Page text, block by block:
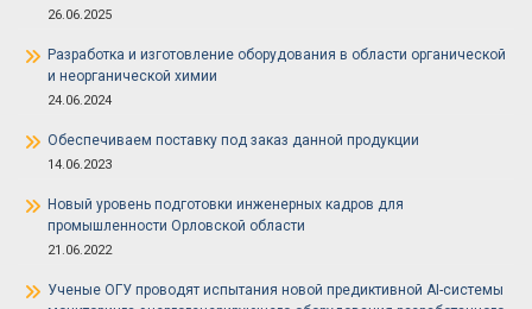
26.06.2025
Разработка и изготовление оборудования в области органической
и неорганической химии
24.06.2024
Обеспечиваем поставку под заказ данной продукции
14.06.2023
Новый уровень подготовки инженерных кадров для
промышленности Орловской области
21.06.2022
Ученые ОГУ проводят испытания новой предиктивной AI-системы